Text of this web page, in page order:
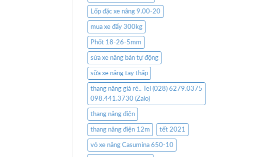
Lốp đặc xe nâng 9.00-20
mua xe đẩy 300kg
Phốt 18-26-5mm
sửa xe nâng bán tự động
sữa xe nâng tay thấp
thang nâng giá rẻ.. Tel (028) 6279.0375
098.441.3730 (Zalo)
thang nâng điện
thang nâng điện 12m tết 2021
vỏ xe nâng Casumina 650-10